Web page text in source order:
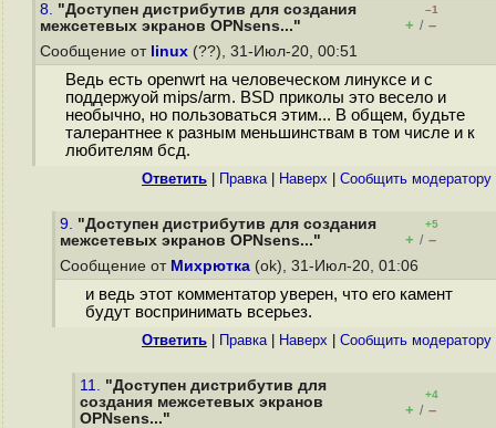
8. "Доступен дистрибутив для создания
межсетевых экранов OPNsens..."
–1
+ / –
Сообщение от linux (??), 31-Июл-20, 00:51
Ведь есть openwrt на человеческом линуксе и с
поддержуой mips/arm. BSD приколы это весело и
необычно, но пользоваться этим... В общем, будьте
талерантнее к разным меньшинствам в том числе и к
любителям бсд.
Ответить Правка| Наверх Cообщить модератору
9. "Доступен дистрибутив для создания
межсетевых экранов OPNsens..."
+5
+ / –
Сообщение от Михрютка (ok), 31-Июл-20, 01:06
и ведь этот комментатор уверен, что его камент
будут воспринимать всерьез.
Ответить Правка| Наверх Cообщить модератору
11. "Доступен дистрибутив для
создания межсетевых экранов
OPNsens..."
+4
+ / –